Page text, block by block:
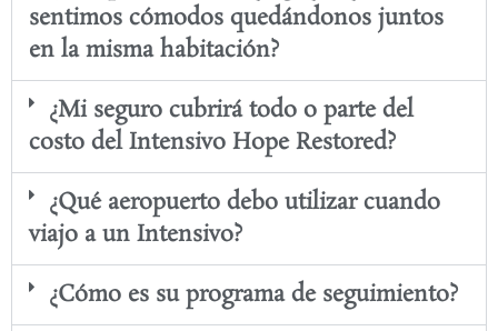
sentimos cómodos quedándonos juntos
en la misma habitación?
¿Mi seguro cubrirá todo o parte del
costo del Intensivo Hope Restored?
¿Qué aeropuerto debo utilizar cuando
viajo a un Intensivo?
¿Cómo es su programa de seguimiento?